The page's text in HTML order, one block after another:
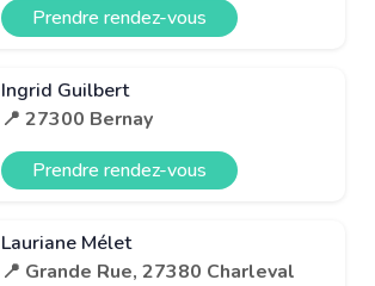
Prendre rendez-vous
Ingrid Guilbert
📍 27300 Bernay
Prendre rendez-vous
Lauriane Mélet
📍 Grande Rue, 27380 Charleval